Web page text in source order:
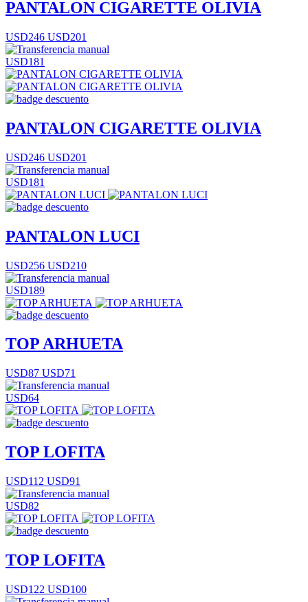
PANTALON CIGARETTE OLIVIA
USD246 USD201
USD181
PANTALON CIGARETTE OLIVIA
USD246 USD201
USD181
PANTALON LUCI
USD256 USD210
USD189
TOP ARHUETA
USD87 USD71
USD64
TOP LOFITA
USD112 USD91
USD82
TOP LOFITA
USD122 USD100